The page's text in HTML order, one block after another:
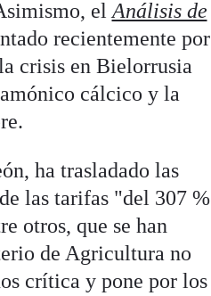
el Análisis de
recientemente por
crisis en Bielorrusia
cálcico y la
ha trasladado las
las tarifas "del 307 %
otros, que se han
de Agricultura no
crítica y pone por los